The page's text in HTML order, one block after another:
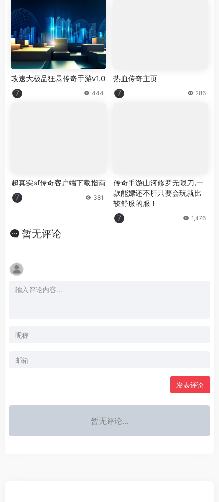
攻速大极品狂暴传奇手游v1.0
444
热血传奇主页
286
超真实sf传奇客户端下载指南
381
传奇手游山河修罗无限刀,一
款能嫖还不肝只要会玩就比
较舒服的服！
1,476
暂无评论
发表评论
暂无评论...